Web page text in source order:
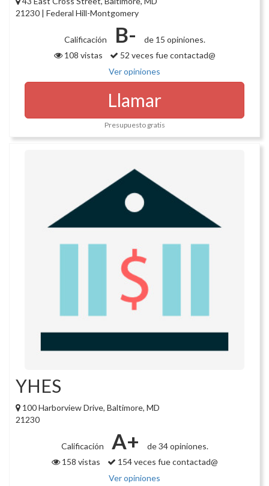
21230 | Federal Hill-Montgomery
Calificación B-
de 15 opiniones.
108 vistas
52 veces fue contactad@
Ver opiniones
Llamar
Presupuesto gratis
YHES
100 Harborview Drive, Baltimore, MD
21230
Calificación A+
de 34 opiniones.
158 vistas
154 veces fue contactad@
Ver opiniones